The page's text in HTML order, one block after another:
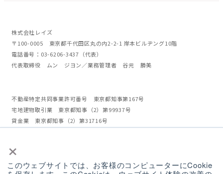
×
このウェブサイトでは、お客様のコンピューターにCookie
株式会社レイズ
〒100-0005 東京都千代田区丸の内2-2-1 岸本ビルヂング10階
電話番号：03-6206-3437（代表）
代表取締役 ムン ジヨン／業務管理者 谷元 勝美
不動産特定共同事業許可番号 東京都知事第167号
宅地建物取引業 東京都知事（2）第99937号
貸金業 東京都知事（2）第31716号
加入協会 日本貸金業協会